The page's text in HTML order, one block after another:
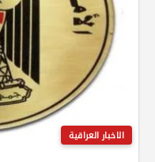
الاخبار العراقية